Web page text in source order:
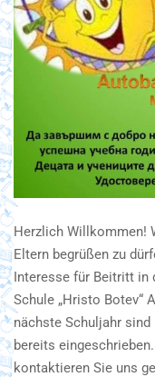
Herzlich Willkommen!
Eltern begrüßen zu
Interesse für Beitritt in
Schule „Hristo Botev“
nächste Schuljahr
bereits
kontaktieren Sie uns